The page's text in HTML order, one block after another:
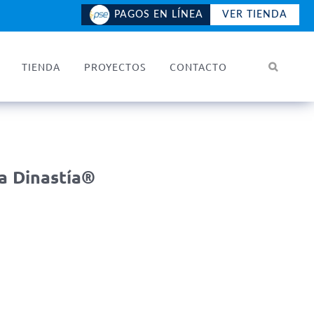
PAGOS EN LÍNEA VER TIENDA
TIENDA PROYECTOS CONTACTO
Dinastía®